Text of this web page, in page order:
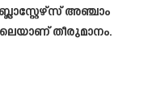
അഞ്ചാം
തീരുമാനം.